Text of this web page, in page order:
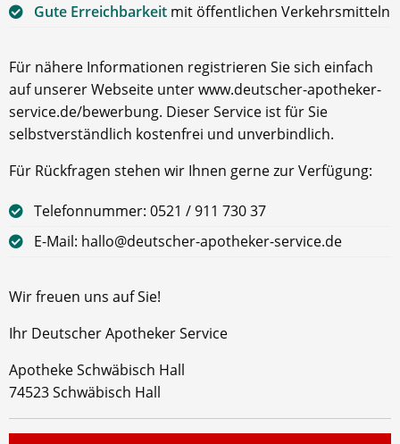
Gute Erreichbarkeit mit öffentlichen Verkehrsmitteln
Für nähere Informationen registrieren Sie sich einfach
auf unserer Webseite unter www.deutscher-apotheker-
service.de/bewerbung. Dieser Service ist für Sie
selbstverständlich kostenfrei und unverbindlich.
Für Rückfragen stehen wir Ihnen gerne zur Verfügung:
Telefonnummer: 0521 / 911 730 37
E-Mail: hallo@deutscher-apotheker-service.de
Wir freuen uns auf Sie!
Ihr Deutscher Apotheker Service
Apotheke Schwäbisch Hall
74523 Schwäbisch Hall